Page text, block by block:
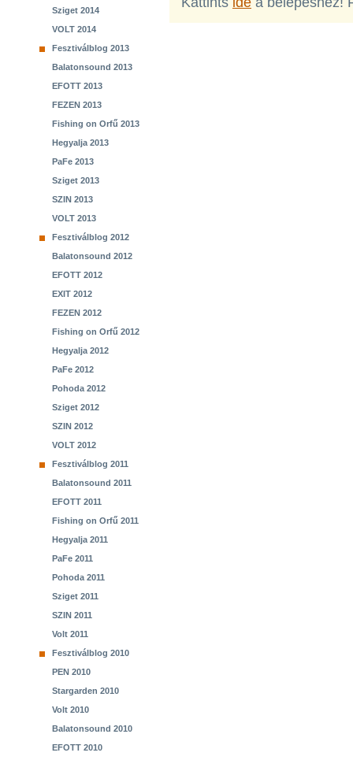
Sziget 2014
VOLT 2014
Fesztiválblog 2013
Balatonsound 2013
EFOTT 2013
FEZEN 2013
Fishing on Orfű 2013
Hegyalja 2013
PaFe 2013
Sziget 2013
SZIN 2013
VOLT 2013
Fesztiválblog 2012
Balatonsound 2012
EFOTT 2012
EXIT 2012
FEZEN 2012
Fishing on Orfű 2012
Hegyalja 2012
PaFe 2012
Pohoda 2012
Sziget 2012
SZIN 2012
VOLT 2012
Fesztiválblog 2011
Balatonsound 2011
EFOTT 2011
Fishing on Orfű 2011
Hegyalja 2011
PaFe 2011
Pohoda 2011
Sziget 2011
SZIN 2011
Volt 2011
Fesztiválblog 2010
PEN 2010
Stargarden 2010
Volt 2010
Balatonsound 2010
EFOTT 2010